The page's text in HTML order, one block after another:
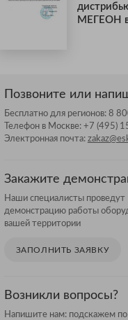
МЕГЕОН
Позвоните или
Бесплатно для регионов: 8
Телефон в Москве: +7 (495)
Электронная почта:
Закажите
Наши специалисты проведут
демонстрацию работы
вашей территории
ЗАПОЛНИТЬ ЗАЯВКУ
Возникли вопросы?
Напишите нам: подскажем по